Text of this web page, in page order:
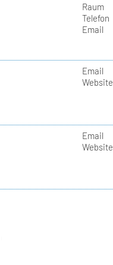
Raum
Telefon
Email
Email
Website
Email
Website